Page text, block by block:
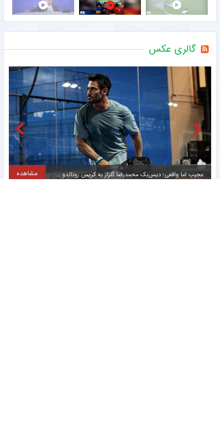
گالری عکس
عجیب اما واقعی؛ دیس‌بک محمدرضا گلزار به کریس رونالدو + عکس مشاهده